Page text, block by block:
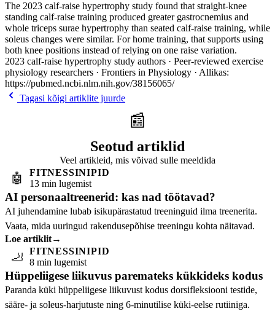
The 2023 calf-raise hypertrophy study found that straight-knee
standing calf-raise training produced greater gastrocnemius and
whole triceps surae hypertrophy than seated calf-raise training, while
soleus changes were similar. For home training, that supports using
both knee positions instead of relying on one raise variation.
2023 calf-raise hypertrophy study authors · Peer-reviewed exercise
physiology researchers · Frontiers in Physiology · Allikas:
https://pubmed.ncbi.nlm.nih.gov/38156065/
Tagasi kõigi artiklite juurde
📰
Seotud artiklid
Veel artikleid, mis võivad sulle meeldida
🤖
FITNESSINIPID
13 min lugemist
AI personaaltreenerid: kas nad töötavad?
AI juhendamine lubab isikupärastatud treeninguid ilma treenerita.
Vaata, mida uuringud rakendusepõhise treeningu kohta näitavad.
Loe artiklit→
🦶
FITNESSINIPID
8 min lugemist
Hüppeliigese liikuvus paremateks kükkideks kodus
Paranda küki hüppeliigese liikuvust kodus dorsifleksiooni testide,
sääre- ja soleus-harjutuste ning 6-minutilise küki-eelse rutiiniga.